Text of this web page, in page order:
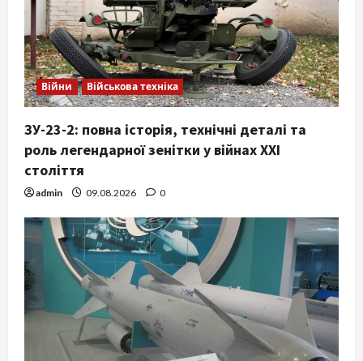
Війни Військова техніка
ЗУ-23-2: повна історія, технічні деталі та
роль легендарної зенітки у війнах XXI
століття
admin 09.08.2026 0